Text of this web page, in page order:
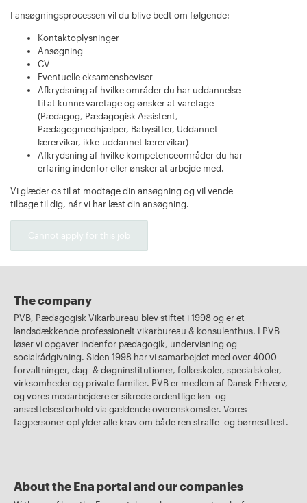
I ansøgningsprocessen vil du blive bedt om følgende:
Kontaktoplysninger
Ansøgning
CV
Eventuelle eksamensbeviser
Afkrydsning af hvilke områder du har uddannelse
til at kunne varetage og ønsker at varetage
(Pædagog, Pædagogisk Assistent,
Pædagogmedhjælper, Babysitter, Uddannet
lærervikar, ikke-uddannet lærervikar)
Afkrydsning af hvilke kompetenceområder du har
erfaring indenfor eller ønsker at arbejde med.
Vi glæder os til at modtage din ansøgning og vil vende
tilbage til dig, når vi har læst din ansøgning.
Cannot apply for this job
The company
PVB, Pædagogisk Vikarbureau blev stiftet i 1998 og er et
landsdækkende professionelt vikarbureau & konsulenthus. I PVB
løser vi opgaver indenfor pædagogik, undervisning og
socialrådgivning. Siden 1998 har vi samarbejdet med over 4000
forvaltninger, dag- & døgninstitutioner, folkeskoler, specialskoler,
virksomheder og private familier. PVB er medlem af Dansk Erhverv,
og vores medarbejdere er sikrede ordentlige løn- og
ansættelsesforhold via gældende overenskomster. Vores
fagpersoner opfylder alle krav om både ren straffe- og børneattest.
About the Ena portal and our companies